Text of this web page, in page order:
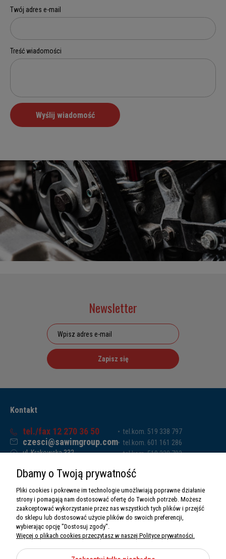
Newsletter
Zapisz się
Kontakt
tel./fax 12 270 36 50
czesci@sawimgroup.com
ul. Krakowska 332,
Sawim Group Mariusz Zdyb sp. k.
NIP: 5130284470
REGON: 5246591010
tel.kom. 519 338 797
tel.kom. 601 161 286
tel.kom. 519 338 793
O nas
Dbamy o Twoją prywatność
Pliki cookies i pokrewne im technologie umożliwiają poprawne działanie
strony i pomagają nam dostosować ofertę do Twoich potrzeb. Możesz
zaakceptować wykorzystanie przez nas wszystkich tych plików i przejść
do sklepu lub dostosować użycie plików do swoich preferencji,
wybierając opcję "Dostosuj zgody".
Więcej o plikach cookies przeczytasz w naszej Polityce prywatności.